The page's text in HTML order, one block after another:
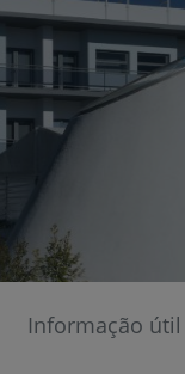
Informação útil
22h
às 22h